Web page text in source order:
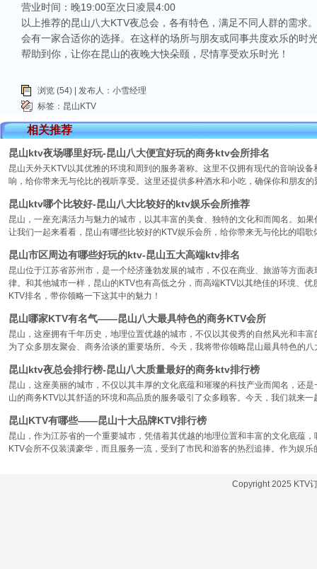
相关推荐
昆山ktv夜场哪里好玩-昆山八大便宜好玩的商务ktv会所排名
昆山天外天KTV以其优雅的环境和周到的服务著称。这里不仅拥有现代的音响设
响，给你带来无与伦比的视听享受。这里还提供多种酒水和小吃，确保你和朋友的
昆山ktv哪个比较好-昆山八大比较好的ktv娱乐会所推荐
昆山，一座充满活力与魅力的城市，以其丰富的美食、独特的文化和而闻名。如
让我们一起来看看，昆山有哪些比较好的KTV娱乐会所，给你带来无与伦比的唱歌
昆山市区周边有哪些好玩的ktv-昆山五大高端ktv排名
昆山位于江苏省苏州市，是一个经济蓬勃发展的城市，不仅在商业、旅游等方面
律。和其他城市一样，昆山的KTV也有高低之分，而高端KTV以其绝佳的环境、
KTV排名，带你领略一下这其中的魅力！
昆山哪家KTV有名气——昆山八大最具特色的商务KTV会所
昆山，这座拥有千年历史，地理位置优越的城市，不仅以其俊秀的自然风光和丰
为了众多朋友聚会、商务洽谈的重要场所。今天，我将带你领略昆山最具特色的
昆山ktv夜总会排行榜-昆山八大质量最好的商务ktv排行榜
昆山，这座美丽的城市，不仅以其丰厚的文化底蕴和璀璨的科技产业而闻名，还
山的商务KTV以其舒适的环境和高品质的服务吸引了众多顾客。今天，我们就来
昆山KTV有哪些——昆山十大品牌KTV排行榜
昆山，作为江苏省的一个重要城市，凭借着其优越的地理位置和丰富的文化底蕴
KTV会所不仅装潢豪华，而且服务一流，受到了市民和游客的热烈追捧。作为娱
营业时间：晚19:00至次日凌晨4:00
以上推荐的昆山八大KTV夜总会，各有特色，满足不同人群的需
会有一家合适你的选择。在这样的场所与朋友或同事共度欢乐的
帮助到你，让你在昆山的夜晚大快朵颐，尽情享受欢乐时光！
浏览 (54) | 发布人：小雪经理
标签： 昆山KTV
Copyright 2025 KTV